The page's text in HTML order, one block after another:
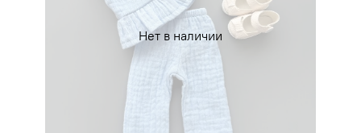
Нет в наличии